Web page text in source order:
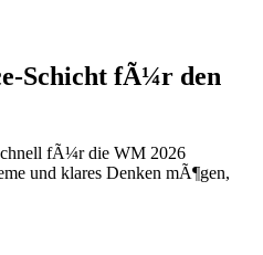
Schicht fÃ¼r den
fÃ¼r die WM 2026
und klares Denken mÃ¶gen,